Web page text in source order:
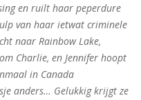
en ruilt haar peperdure
van haar ietwat criminele
naar Rainbow Lake,
Charlie, en Jennifer hoopt
in Canada
anders… Gelukkig krijgt ze